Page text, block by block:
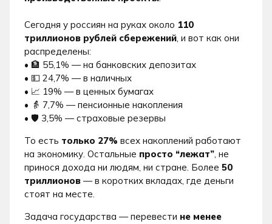
Сегодня у россиян на руках около 110
триллионов рублей сбережений, и вот как они
распределены:
• 🏦 55,1% — на банковских депозитах
• 💵 24,7% — в наличных
• 📈 19% — в ценных бумагах
• 👵 7,7% — пенсионные накопления
• 🛡 3,5% — страховые резервы
То есть только 27% всех накоплений работают
на экономику. Остальные просто “лежат”, не
принося дохода ни людям, ни стране. Более 50
триллионов — в коротких вкладах, где деньги
стоят на месте.
Задача государства — перевести не менее